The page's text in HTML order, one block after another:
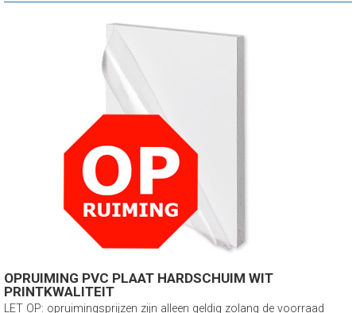
OPRUIMING PVC PLAAT HARDSCHUIM WIT
PRINTKWALITEIT
LET OP: opruimingsprijzen zijn alleen geldig zolang de voorraad